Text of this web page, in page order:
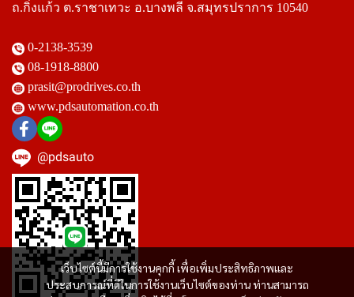
เว็บไซต์นี้มีการใช้งานคุกกี้ เพื่อเพิ่มประสิทธิภาพและ
ประสบการณ์ที่ดีในการใช้งานเว็บไซต์ของท่าน ท่านสามารถ
ถ.กิ่งแก้ว ต.ราชาเทวะ อ.บางพลี จ.สมุทรปราการ 10540
0-2138-3539
08-1918-8800
prasit@prodrives.co.th
www.pdsautomation.co.th
@pdsauto